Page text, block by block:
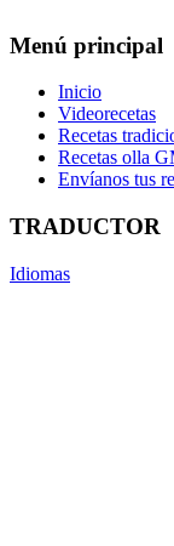
Menú principal
Inicio
Videorecetas
Recetas
Recetas olla
Envíanos tus
TRADUCTOR
Idiomas